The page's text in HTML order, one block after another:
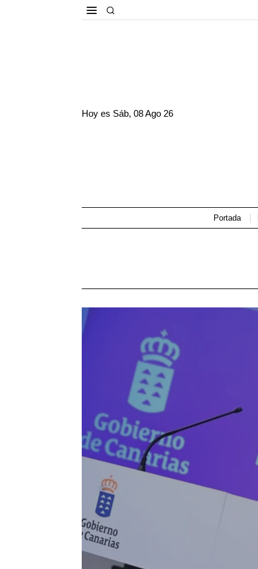
Hoy es Sáb, 08 Ago 26
Portada